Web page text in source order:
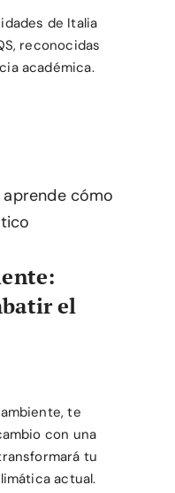
de Italia
reconocidas
académica.
el
te
con una
tu
actual.